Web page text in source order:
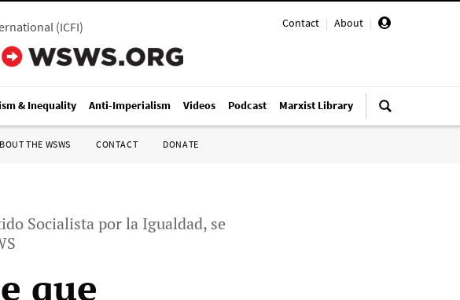
Contact | About |
(ICFI)
& Inequality Anti-Imperialism Videos Podcast Marxist Library
THE WSWS CONTACT DONATE
Socialista por la Igualdad, se
que